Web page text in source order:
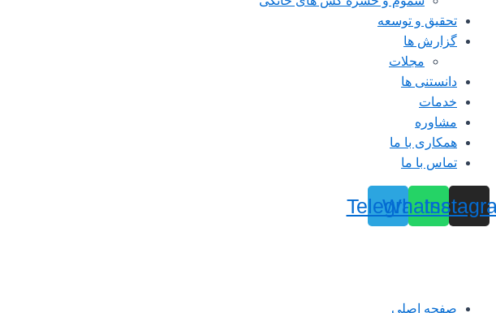
تحقیق و توسعه
گزارش ها
مجلات
دانستنی ها
خدمات
مشاوره
همکاری با ما
تماس با ما
Whatsapp
Telegram
صفحه اصلی